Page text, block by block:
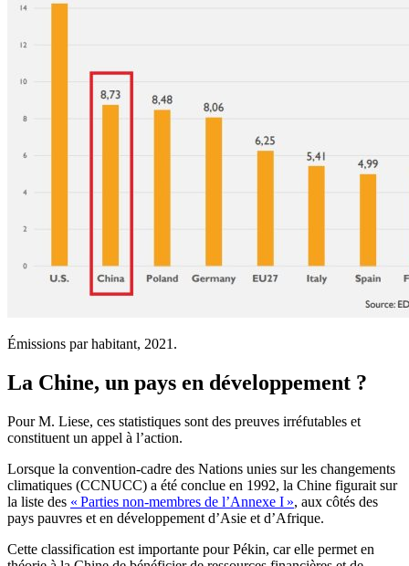
Émissions par habitant, 2021.
La Chine, un pays en développement ?
Pour M. Liese, ces statistiques sont des preuves irréfutables et
constituent un appel à l’action.
Lorsque la convention-cadre des Nations unies sur les changements
climatiques (CCNUCC) a été conclue en 1992, la Chine figurait sur
la liste des « Parties non-membres de l’Annexe I », aux côtés des
pays pauvres et en développement d’Asie et d’Afrique.
Cette classification est importante pour Pékin, car elle permet en